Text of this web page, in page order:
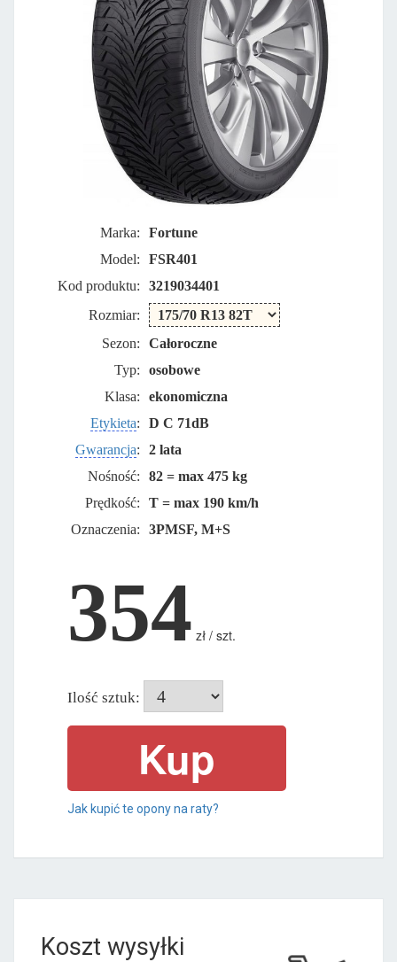
Marka:
Fortune
Model:
FSR401
Kod produktu:
3219034401
Rozmiar:
Sezon:
Całoroczne
Typ:
osobowe
Klasa:
ekonomiczna
Etykieta:
D C 71dB
Gwarancja:
2 lata
Nośność:
82 = max 475 kg
Prędkość:
T = max 190 km/h
Oznaczenia:
3PMSF, M+S
354 zł / szt.
Ilość sztuk:
Jak kupić te opony na raty?
Koszt wysyłki